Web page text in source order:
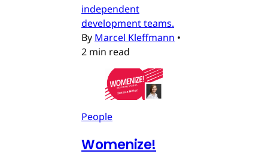
independent
development teams.
By Marcel Kleffmann •
2 min read
People
Womenize!